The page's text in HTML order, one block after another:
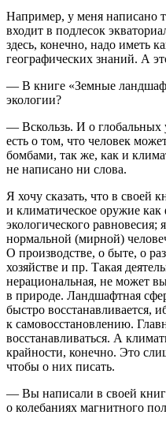
Например, у меня написано
входит в подлесок
здесь, конечно, надо иметь
географических знаний. А
— В книге «Земные
экологии?
— Вскользь. И о глобальных
есть о том, что человек
бомбами, так же, как и
не написано ни слова.
Я хочу сказать, что в своей
и климатическое оружие
экологического равновесия;
нормальной (мирной)
О производстве, о быте, о
хозяйстве и пр. Такая
нерациональная, не может
в природе. Ландшафтная
быстро восстанавливается,
к самовосстановлению.
восстанавливаться. А
крайности, конечно. Это
чтобы о них писать.
— Вы написали в своей
о колебаниях магнитного